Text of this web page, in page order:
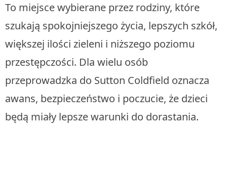
To miejsce wybierane przez rodziny, które
szukają spokojniejszego życia, lepszych szkół,
większej ilości zieleni i niższego poziomu
przestępczości. Dla wielu osób
przeprowadzka do Sutton Coldfield oznacza
awans, bezpieczeństwo i poczucie, że dzieci
będą miały lepsze warunki do dorastania.